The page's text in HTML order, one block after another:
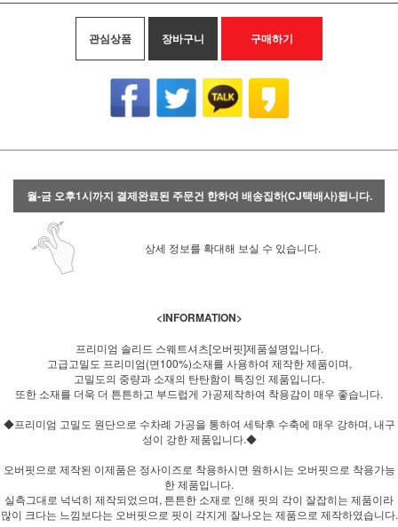
관심상품 장바구니 구매하기
월-금 오후1시까지 결제완료된 주문건 한하여 배송집하(CJ택배사)됩니다.
상세 정보를 확대해 보실 수 있습니다.
<INFORMATION>
프리미엄 솔리드 스웨트셔츠[오버핏]제품설명입니다.
고급고밀도 프리미엄(면100%)소재를 사용하여 제작한 제품이며,
고밀도의 중량과 소재의 탄탄함이 특징인 제품입니다.
또한 소재를 더욱 더 튼튼하고 부드럽게 가공제작하여 착용감이 매우 좋습니다.
◆프리미엄 고밀도 원단으로 수차례 가공을 통하여 세탁후 수축에 매우 강하며, 내구
성이 강한 제품입니다.◆
오버핏으로 제작된 이제품은 정사이즈로 착용하시면 원하시는 오버핏으로 착용가능
한 제품입니다.
실측그대로 넉넉히 제작되었으며, 튼튼한 소재로 인해 핏의 각이 잘잡히는 제품이라
많이 크다는 느낌보다는 오버핏으로 핏이 각지게 잘나오는 제품으로 제작하였습니다.